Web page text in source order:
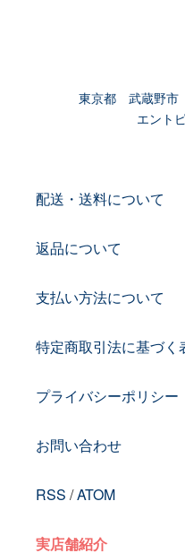
東京都 武蔵野
エント
配送・送料について
返品について
支払い方法について
特定商取引法に基づく
プライバシーポリシー
お問い合わせ
RSS /ATOM
実店舗紹介